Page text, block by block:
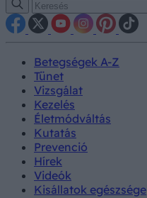
Betegségek A-Z
Tünet
Vizsgálat
Kezelés
Életmódváltás
Kutatás
Prevenció
Hírek
Videók
Kisállatok egészsége